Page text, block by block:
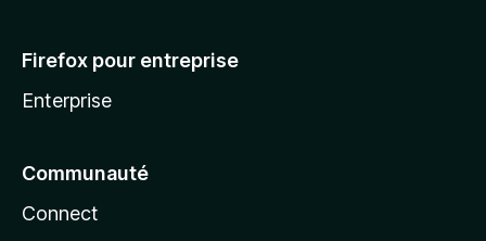
Firefox pour entreprise
Enterprise
Communauté
Connect